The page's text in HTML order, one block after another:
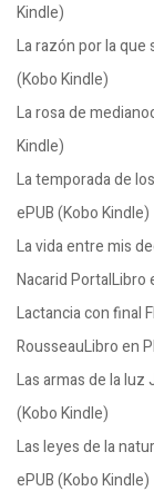
Kindle)
La razón por la que
(Kobo Kindle)
La rosa de
Kindle)
La temporada de
ePUB (Kobo Kindle)
La vida entre mis
Nacarid PortalLibro
Lactancia con final
RousseauLibro en
Las armas de la luz
(Kobo Kindle)
Las leyes de la
ePUB (Kobo Kindle)